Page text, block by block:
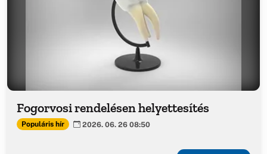
Fogorvosi rendelésen helyettesítés
Populáris hír 2026. 06. 26 08:50